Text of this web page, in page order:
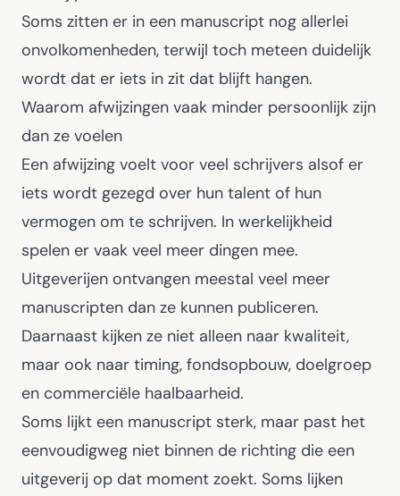
Soms zitten er in een manuscript nog allerlei
onvolkomenheden, terwijl toch meteen duidelijk
wordt dat er iets in zit dat blijft hangen.
Waarom afwijzingen vaak minder persoonlijk zijn
dan ze voelen
Een afwijzing voelt voor veel schrijvers alsof er
iets wordt gezegd over hun talent of hun
vermogen om te schrijven. In werkelijkheid
spelen er vaak veel meer dingen mee.
Uitgeverijen ontvangen meestal veel meer
manuscripten dan ze kunnen publiceren.
Daarnaast kijken ze niet alleen naar kwaliteit,
maar ook naar timing, fondsopbouw, doelgroep
en commerciële haalbaarheid.
Soms lijkt een manuscript sterk, maar past het
eenvoudigweg niet binnen de richting die een
uitgeverij op dat moment zoekt. Soms lijken